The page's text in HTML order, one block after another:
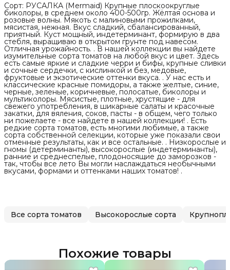
Сорт: РУСАЛКА (Mermaid) Крупные плоскоокруглые
биколоры, в среднем около 400-500гр. Жёлтая основа и
розовые волны. Мякоть с малиновыми прожилками,
мясистая, нежная. Вкус сладкий, сбалансированный,
приятный. Куст мощный, индетерминант, формирую в два
стебля, выращиваю в открытом грунте под навесом.
Отличная урожайность. . В нашей коллекции вы найдете
изумительные сорта томатов на любой вкус и цвет. Здесь
есть самые яркие и сладкие черри и бифы, крупные сливки
и сочные сердечки, с кислинкой и без, медовые,
фруктовые и экзотические оттенки вкуса. . У нас есть и
классические красные помидоры, а также желтые, синие,
черные, зеленые, коричневые, полосатые, биколоры и
мультиколоры. Мясистые, плотные, хрустящие - для
свежего употребления, в шикарные салаты и красочные
закатки, для вяления, соков, пасты - в общем, чего только
ни пожелаете - все найдете в нашей коллекции! . Есть
редкие сорта томатов, есть многими любимые, а также
сорта собственной селекции, которые уже показали свои
отменные результаты, как и все остальные. . Низкорослые и
гномы (детерминанты), высокорослые (индетерминанты),
ранние и среднеспелые, плодоносящие до заморозков -
так, чтобы все лето Вы могли наслаждаться необычными
вкусами, формами и оттенками наших томатов! .
Все сорта томатов Высокорослые сорта
Похожие товары